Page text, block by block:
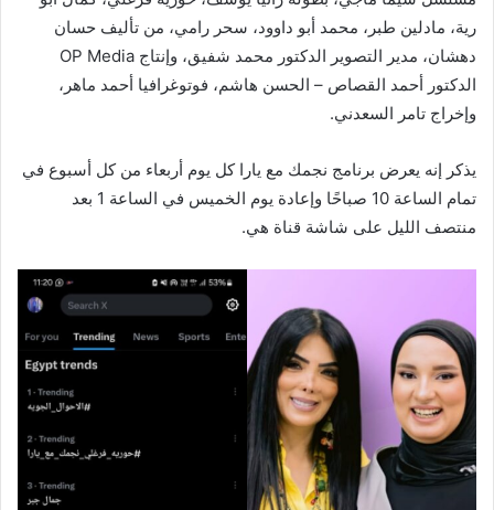
رية، مادلين طبر، محمد أبو داوود، سحر رامي، من تأليف حسان
دهشان، مدير التصوير الدكتور محمد شفيق، وإنتاج OP Media
الدكتور أحمد القصاص – الحسن هاشم، فوتوغرافيا أحمد ماهر،
وإخراج تامر السعدني.
يذكر إنه يعرض برنامج نجمك مع يارا كل يوم أربعاء من كل أسبوع في
تمام الساعة 10 صباحًا وإعادة يوم الخميس في الساعة 1 بعد
منتصف الليل على شاشة قناة هي.